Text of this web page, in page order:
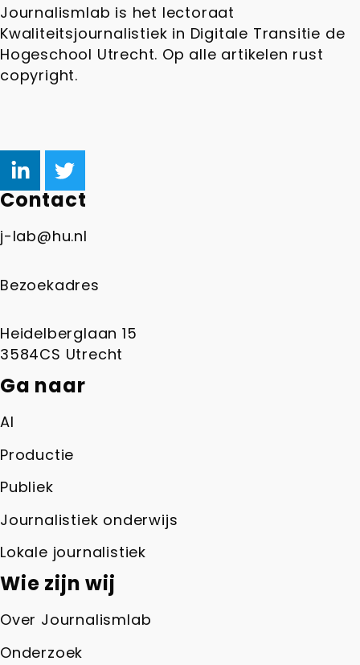
Journalismlab is het lectoraat
Kwaliteitsjournalistiek in Digitale Transitie de
Hogeschool Utrecht. Op alle artikelen rust
copyright.
Contact
j-lab@hu.nl
Bezoekadres
Heidelberglaan 15
3584CS Utrecht
Ga naar
AI
Productie
Publiek
Journalistiek onderwijs
Lokale journalistiek
Wie zijn wij
Over Journalismlab
Onderzoek